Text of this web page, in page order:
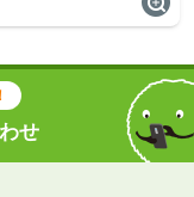
せ